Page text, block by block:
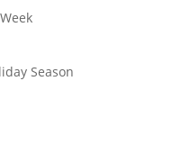
Season